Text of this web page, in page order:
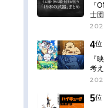
『
士
ネタ
4位
『
考
5位